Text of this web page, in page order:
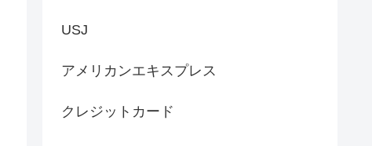
USJ
アメリカンエキスプレス
クレジットカード